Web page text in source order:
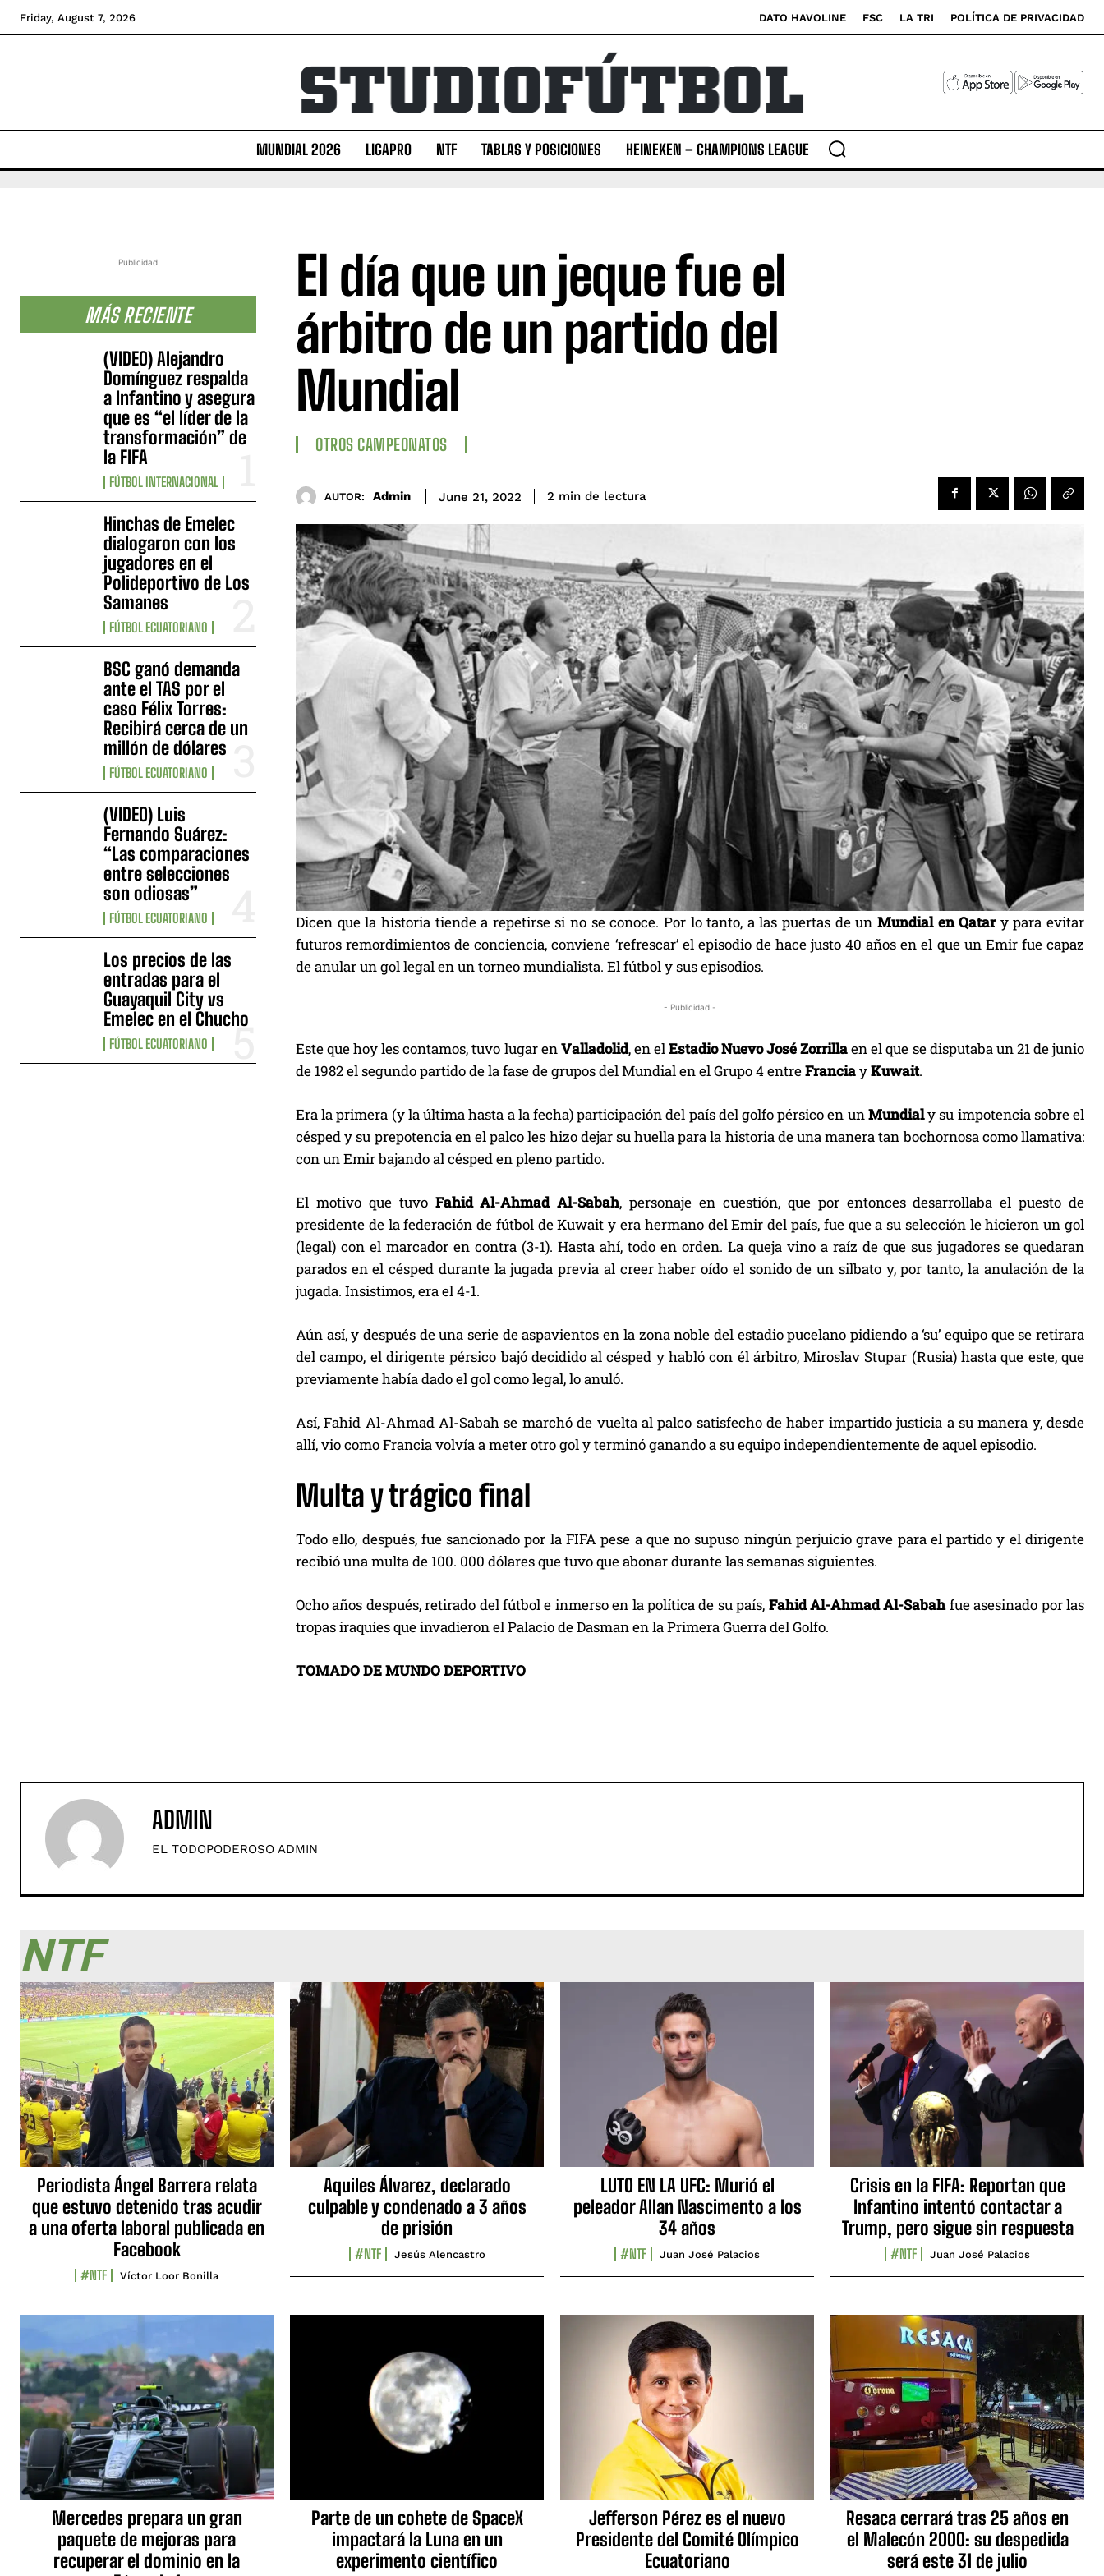
Friday, August 7, 2026 DATO HAVOLINE FSC LA TRI POLÍTICA DE PRIVACIDAD
MUNDIAL 2026 LIGAPRO NTF TABLAS Y POSICIONES HEINEKEN – CHAMPIONS LEAGUE
Publicidad
MÁS RECIENTE
(VIDEO) Alejandro
Domínguez respalda
a Infantino y asegura
que es “el líder de la
transformación” de
la FIFA
FÚTBOL INTERNACIONAL
Hinchas de Emelec
dialogaron con los
jugadores en el
Polideportivo de Los
Samanes
FÚTBOL ECUATORIANO
BSC ganó demanda
ante el TAS por el
caso Félix Torres:
Recibirá cerca de un
millón de dólares
FÚTBOL ECUATORIANO
(VIDEO) Luis
Fernando Suárez:
“Las comparaciones
entre selecciones
son odiosas”
FÚTBOL ECUATORIANO
Los precios de las
entradas para el
Guayaquil City vs
Emelec en el Chucho
FÚTBOL ECUATORIANO
El día que un jeque fue el
árbitro de un partido del
Mundial
OTROS CAMPEONATOS
AUTOR: Admin June 21, 2022 2 min de lectura
Dicen que la historia tiende a repetirse si no se conoce. Por lo tanto, a las puertas de un Mundial en Qatar y para evitar
futuros remordimientos de conciencia, conviene ‘refrescar’ el episodio de hace justo 40 años en el que un Emir fue capaz
de anular un gol legal en un torneo mundialista. El fútbol y sus episodios.
- Publicidad -
Este que hoy les contamos, tuvo lugar en Valladolid, en elEstadio Nuevo José Zorrillaen el que se disputaba un 21 de junio
de 1982 el segundo partido de la fase de grupos del Mundial en el Grupo 4 entreFranciayKuwait.
Era la primera (y la última hasta a la fecha) participación del país del golfo pérsico en un Mundialy su impotencia sobre el
césped y su prepotencia en el palco les hizo dejar su huella para la historia de una manera tan bochornosa como llamativa:
con un Emir bajando al césped en pleno partido.
El motivo que tuvo Fahid Al-Ahmad Al-Sabah, personaje en cuestión, que por entonces desarrollaba el puesto de
presidente de la federación de fútbol de Kuwait y era hermano del Emir del país, fue que a su selección le hicieron un gol
(legal) con el marcador en contra (3-1). Hasta ahí, todo en orden. La queja vino a raíz de que sus jugadores se quedaran
parados en el césped durante la jugada previa al creer haber oído el sonido de un silbato y, por tanto, la anulación de la
jugada. Insistimos, era el 4-1.
Aún así, y después de una serie de aspavientos en la zona noble del estadio pucelano pidiendo a ‘su’ equipo que se retirara
del campo, el dirigente pérsico bajó decidido al césped y habló con él árbitro, Miroslav Stupar (Rusia) hasta que este, que
previamente había dado el gol como legal, lo anuló.
Así, Fahid Al-Ahmad Al-Sabah se marchó de vuelta al palco satisfecho de haber impartido justicia a su manera y, desde
allí, vio como Francia volvía a meter otro gol y terminó ganando a su equipo independientemente de aquel episodio.
Multa y trágico final
Todo ello, después, fue sancionado por la FIFA pese a que no supuso ningún perjuicio grave para el partido y el dirigente
recibió una multa de 100. 000 dólares que tuvo que abonar durante las semanas siguientes.
Ocho años después, retirado del fútbol e inmerso en la política de su país, Fahid Al-Ahmad Al-Sabahfue asesinado por las
tropas iraquíes que invadieron el Palacio de Dasman en la Primera Guerra del Golfo.
TOMADO DE MUNDO DEPORTIVO
ADMIN
EL TODOPODEROSO ADMIN
NTF
Periodista Ángel Barrera relata
que estuvo detenido tras acudir
a una oferta laboral publicada en
Facebook
#NTF Víctor Loor Bonilla
Aquiles Álvarez, declarado
culpable y condenado a 3 años
de prisión
#NTF Jesús Alencastro
LUTO EN LA UFC: Murió el
peleador Allan Nascimento a los
34 años
#NTF Juan José Palacios
Crisis en la FIFA: Reportan que
Infantino intentó contactar a
Trump, pero sigue sin respuesta
#NTF Juan José Palacios
Mercedes prepara un gran
paquete de mejoras para
recuperar el dominio en la
Parte de un cohete de SpaceX
impactará la Luna en un
experimento científico
Jefferson Pérez es el nuevo
Presidente del Comité Olímpico
Ecuatoriano
Resaca cerrará tras 25 años en
el Malecón 2000: su despedida
será este 31 de julio